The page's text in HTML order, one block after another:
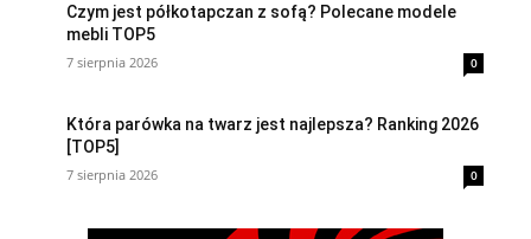
Czym jest półkotapczan z sofą? Polecane modele
mebli TOP5
7 sierpnia 2026 0
Która parówka na twarz jest najlepsza? Ranking 2026
[TOP5]
7 sierpnia 2026 0